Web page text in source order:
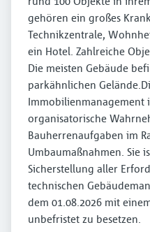
gehören ein großes
Technikzentrale,
ein Hotel. Zahlreiche
Die meisten Gebäude
parkähnlichen
Immobilienmanagement
organisatorische
Bauherrenaufgaben im
Umbaumaßnahmen. Sie
Sicherstellung aller
technischen
dem 01.08.2026 mit
unbefristet zu besetzen.